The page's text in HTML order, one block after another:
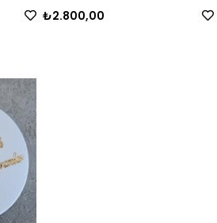
₺2.800,00